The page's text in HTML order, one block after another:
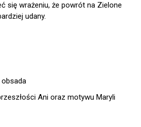
się wrażeniu, że powrót na Zielone
udany.
Ani oraz motywu Maryli